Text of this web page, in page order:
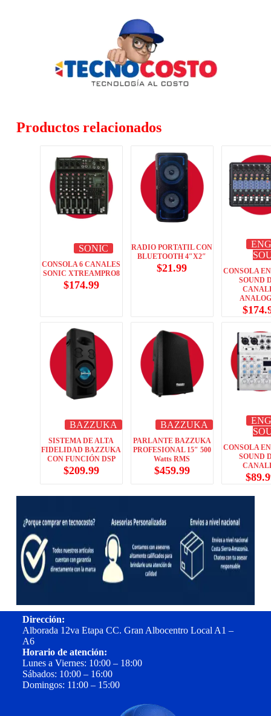
Productos relacionados
SONIC
CONSOLA 6 CANALES
SONIC XTREAMPRO8
$174.99
RADIO PORTATIL CON
BLUETOOTH 4″X2″
$21.99
CONSOLA
SOUND
$
BAZZUKA
SISTEMA DE ALTA
FIDELIDAD BAZZUKA
CON FUNCIÓN DSP
$209.99
BAZZUKA
PARLANTE BAZZUKA
PROFESIONAL 15″ 500
Watts RMS
$459.99
CONSOLA
SOUND
$
Dirección:
Alborada 12va Etapa CC. Gran Albocentro Local A1 –
A6
Horario de atención:
Lunes a Viernes: 10:00 – 18:00
Sábados: 10:00 – 16:00
Domingos: 11:00 – 15:00